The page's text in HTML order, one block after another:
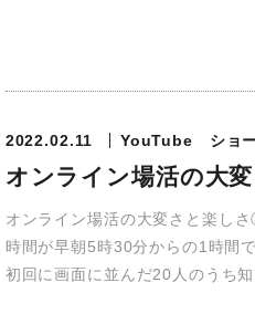
2022.02.11 YouTube ショ
オンライン場活の大
オンライン場活の大変さと楽し
時間が早朝5時30分からの1時間
初回に画面に並んだ20人のうち